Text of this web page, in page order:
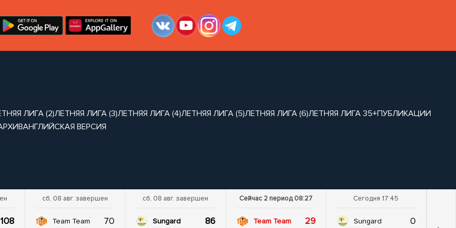
ЛИГА (2)ЛЕТНЯЯ ЛИГА (3)ЛЕТНЯЯ ЛИГА (4)ЛЕТНЯЯ ЛИГА (5)ЛЕТНЯЯ ЛИГА (6)ЛЕТНЯЯ ЛИГА 35+ПУБЛИКАЦИИ
АНГЛИЙСКАЯ ВЕРСИЯ
108
сб, 08 авг. завершен
Team Team 70
сб, 08 авг. завершен
Sungard 86
Сейчас 2 период 08:27
Team Team 29
Сегодня 17:45
Sungard 0